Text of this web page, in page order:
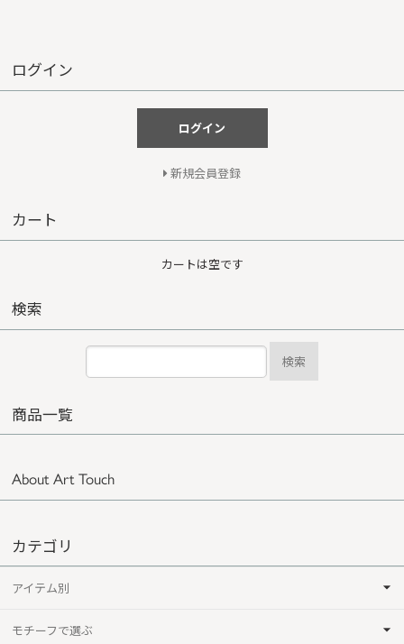
ログイン
ログイン
新規会員登録
カート
カートは空です
検索
検索
商品一覧
About Art Touch
カテゴリ
アイテム別
モチーフで選ぶ